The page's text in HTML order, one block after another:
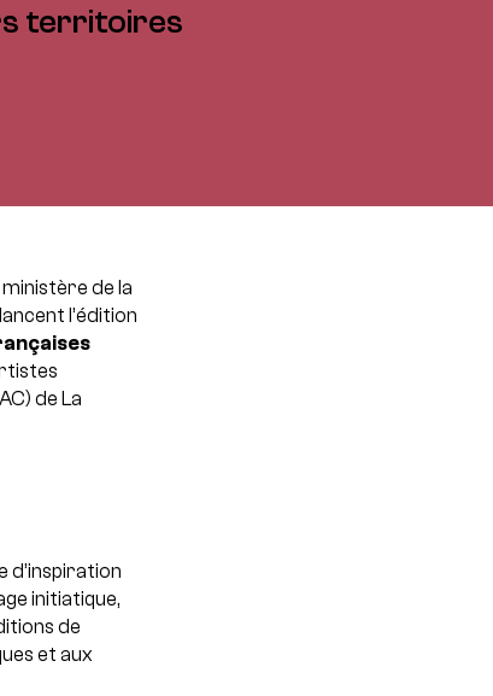
territoires
de la
l’édition
de La
d’inspiration
initiatique,
de
et aux